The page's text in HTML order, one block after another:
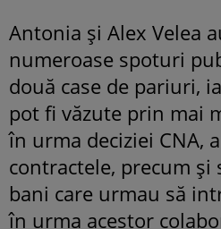
Antonia și Alex Velea
numeroase spoturi
două case de pariuri,
pot fi văzute prin mai
în urma deciziei CNA,
contractele, precum și
bani care urmau să
în urma acestor